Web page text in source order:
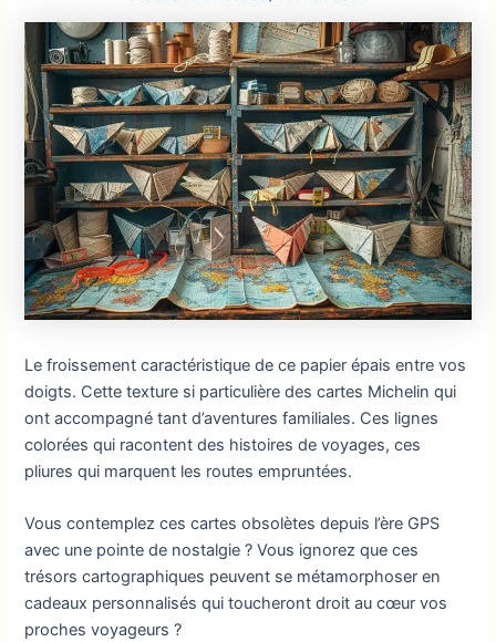
Le froissement caractéristique de ce papier épais entre vos
doigts. Cette texture si particulière des cartes Michelin qui
ont accompagné tant d’aventures familiales. Ces lignes
colorées qui racontent des histoires de voyages, ces
pliures qui marquent les routes empruntées.
Vous contemplez ces cartes obsolètes depuis l’ère GPS
avec une pointe de nostalgie ? Vous ignorez que ces
trésors cartographiques peuvent se métamorphoser en
cadeaux personnalisés qui toucheront droit au cœur vos
proches voyageurs ?